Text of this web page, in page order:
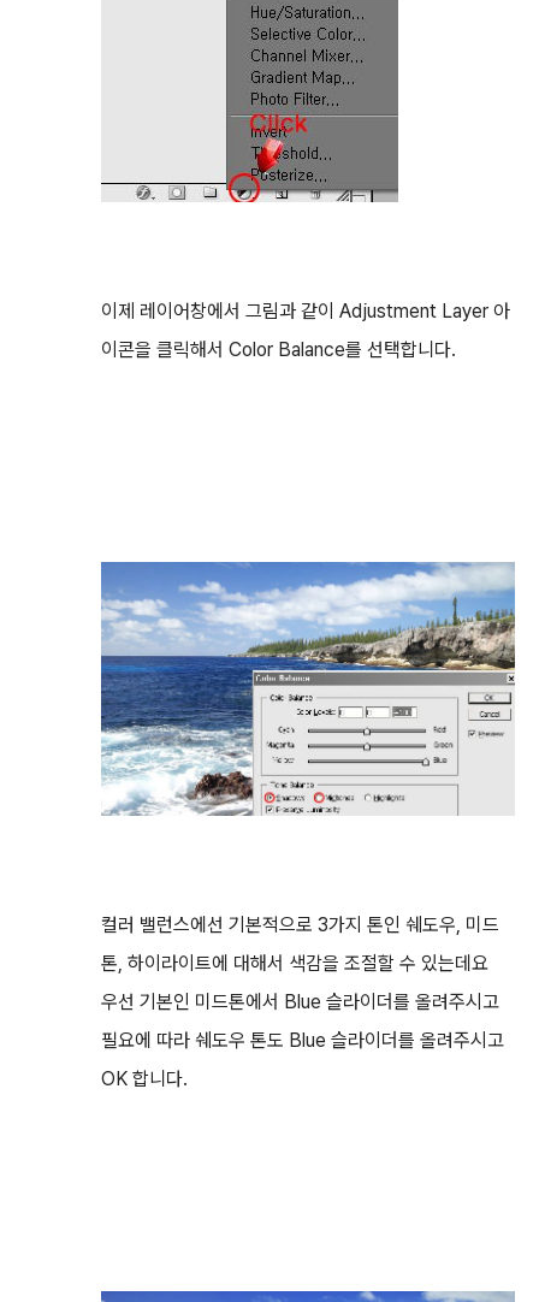
이제 레이어창에서 그림과 같이 Adjustment Layer 아
이콘을 클릭해서 Color Balance를 선택합니다.
컬러 밸런스에선 기본적으로 3가지 톤인 쉐도우, 미드
톤, 하이라이트에 대해서 색감을 조절할 수 있는데요
우선 기본인 미드톤에서 Blue 슬라이더를 올려주시고
필요에 따라 쉐도우 톤도 Blue 슬라이더를 올려주시고
OK 합니다.